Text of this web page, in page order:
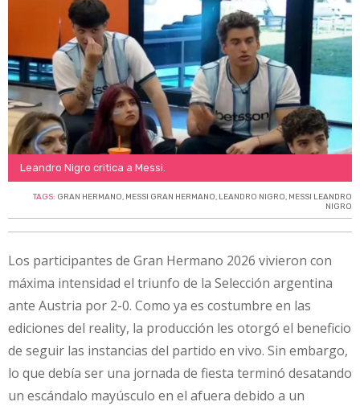
Leandro Nigro critica a Messi.
TAGS: GRAN HERMANO, MESSI GRAN HERMANO, LEANDRO NIGRO, MESSI LEANDRO
NIGRO
Los participantes de Gran Hermano 2026 vivieron con
máxima intensidad el triunfo de la Selección argentina
ante Austria por 2-0. Como ya es costumbre en las
ediciones del reality, la producción les otorgó el beneficio
de seguir las instancias del partido en vivo. Sin embargo,
lo que debía ser una jornada de fiesta terminó desatando
un escándalo mayúsculo en el afuera debido a un